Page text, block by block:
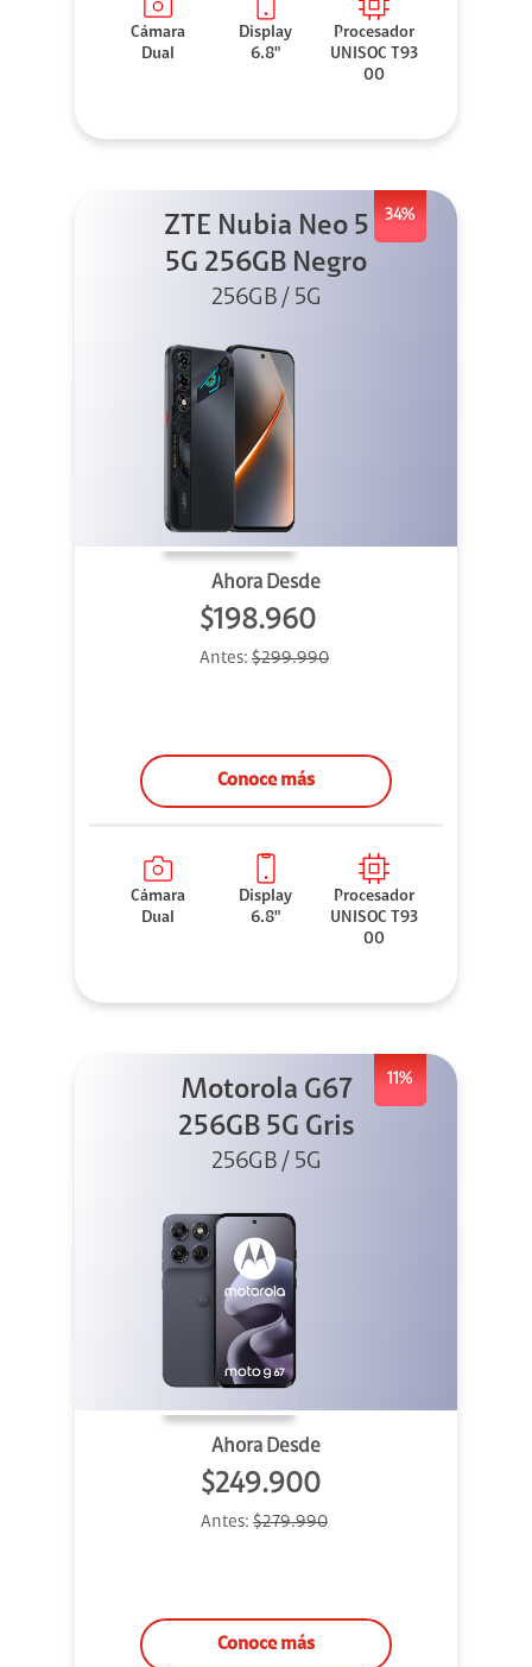
Cámara
Dual
Display
6.8"
Procesador
UNISOC T93
00
34%
ZTE Nubia Neo 5
5G 256GB Negro
256GB / 5G
Ahora Desde
$198.960
Antes: $299.990
Conoce más
Cámara
Dual
Display
6.8"
Procesador
UNISOC T93
00
11%
Motorola G67
256GB 5G Gris
256GB / 5G
Ahora Desde
$249.900
Antes: $279.990
Conoce más